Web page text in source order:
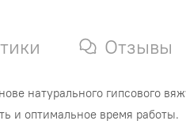
Отзывы
натурального гипсового
и оптимальное время работы.